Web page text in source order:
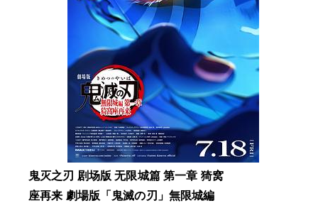
鬼灭之刃 剧场版 无限城篇 第一章 猗窝
座再来 劇場版「鬼滅の刃」無限城編